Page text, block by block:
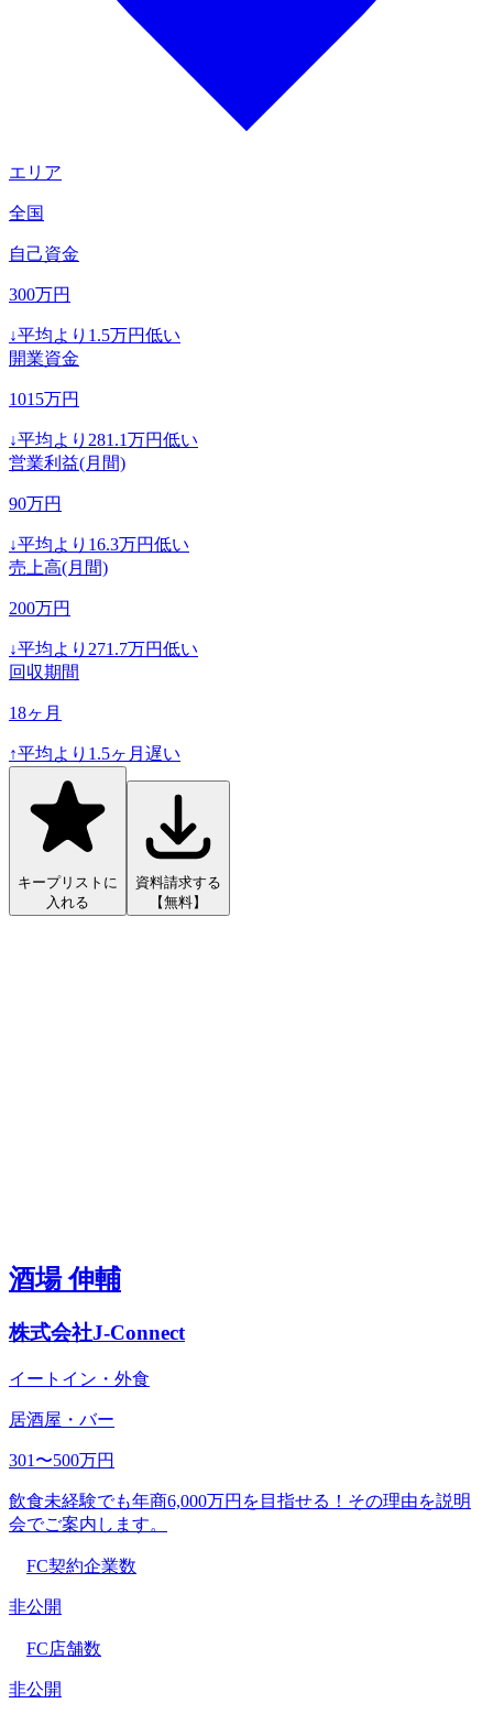
エリア
全国
自己資金
300万円
↓平均より 1.5万円低い
開業資金
1015万円
↓平均より 281.1万円低い
営業利益(月間)
90万円
↓平均より 16.3万円低い
売上高(月間)
200万円
↓平均より 271.7万円低い
回収期間
18ヶ月
↑平均より 1.5ヶ月遅い
キープリストに
入れる
資料請求する
【無料】
酒場 伸輔
株式会社J-Connect
イートイン・外食
居酒屋・バー
301〜500万円
飲食未経験でも年商6,000万円を目指せる！その理由を説明
会でご案内します。
FC契約企業数
非公開
FC店舗数
非公開